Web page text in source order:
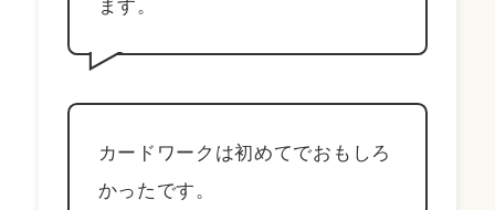
ます。
カードワークは初めてでおもしろ
かったです。